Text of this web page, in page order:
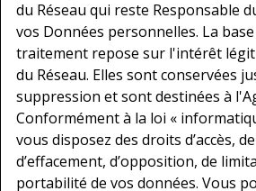
du Réseau qui reste Responsable
vos Données personnelles. La
traitement repose sur l'intérêt
du Réseau. Elles sont conservées
suppression et sont destinées à
Conformément à la loi «
vous disposez des droits d’accès,
d’effacement, d’opposition, de
portabilité de vos données. Vous